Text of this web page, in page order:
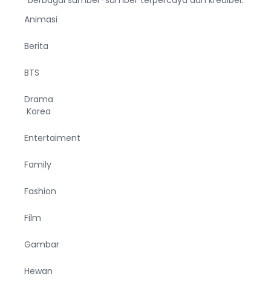
Animasi
Berita
BTS
Drama
Korea
Entertaiment
Family
Fashion
Film
Gambar
Hewan